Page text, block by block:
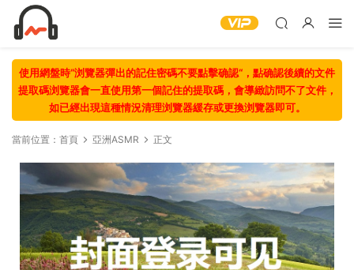
使用網盤時“浏覽器彈出的記住密碼不要點擊确認“，點确認後續的文件
提取碼浏覽器會一直使用第一個記住的提取碼，會導緻訪問不了文件，
如已經出現這種情況清理浏覽器緩存或更換浏覽器即可。
當前位置： 首頁 亞洲ASMR 正文